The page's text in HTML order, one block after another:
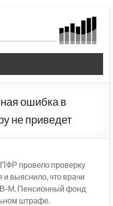
ошибка в
не приведет
провело проверку
выяснило, что врачи
М. Пенсионный фонд
штрафе.